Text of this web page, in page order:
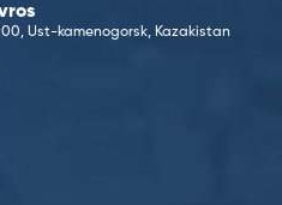
Ust-kamenogorsk, Kazakistan